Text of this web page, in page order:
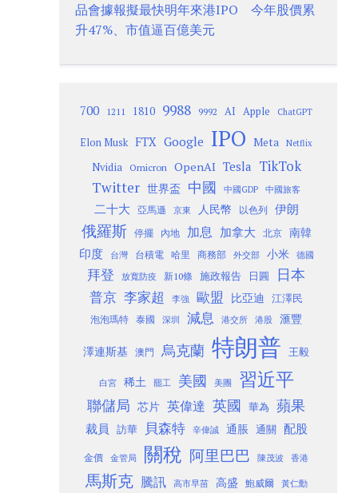
品會據報擬最快明年來港IPO 今年股價累
升47%、市值逼百億美元
700 1211 1810 9988 9992 AI Apple ChatGPT
Elon Musk FTX Google IPO Meta Netflix
Nvidia Omicron OpenAI Tesla TikTok
Twitter 世界盃 中國 中國GDP 中國旅客
二十大 亞馬遜 京東 人民幣 以色列 伊朗
俄羅斯 停擺 內地 加息 加拿大 北京
南韓
印度
台灣 台積電 哈里 商務部 外交部 小米 德國
拜登 放寬防疫 新10條 施政報告 日圓 日本
普京 李家超 李強 歐盟 比亞迪 江澤民
泡泡瑪特 泰國 深圳 減息 港交所 港股 滙豐
澤連斯基 澳門 烏克蘭 特朗普 王毅
白宮 稀土 罷工 美國 美團 習近平
聯儲局 芯片 英偉達 英國 華為 蘋果
裁員 訪華 貝森特 辛偉誠 通脹 通關 配股
金價 金管局 關稅 阿里巴巴 陳茂波 香港
馬斯克 騰訊 高市早苗 高盛 鮑威爾 黃仁勳